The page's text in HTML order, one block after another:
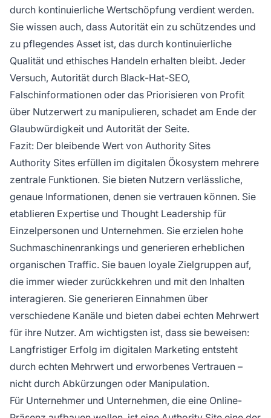
durch kontinuierliche Wertschöpfung verdient werden.
Sie wissen auch, dass Autorität ein zu schützendes und
zu pflegendes Asset ist, das durch kontinuierliche
Qualität und ethisches Handeln erhalten bleibt. Jeder
Versuch, Autorität durch Black-Hat-SEO,
Falschinformationen oder das Priorisieren von Profit
über Nutzerwert zu manipulieren, schadet am Ende der
Glaubwürdigkeit und Autorität der Seite.
Fazit: Der bleibende Wert von Authority Sites
Authority Sites erfüllen im digitalen Ökosystem mehrere
zentrale Funktionen. Sie bieten Nutzern verlässliche,
genaue Informationen, denen sie vertrauen können. Sie
etablieren Expertise und Thought Leadership für
Einzelpersonen und Unternehmen. Sie erzielen hohe
Suchmaschinenrankings und generieren erheblichen
organischen Traffic. Sie bauen loyale Zielgruppen auf,
die immer wieder zurückkehren und mit den Inhalten
interagieren. Sie generieren Einnahmen über
verschiedene Kanäle und bieten dabei echten Mehrwert
für ihre Nutzer. Am wichtigsten ist, dass sie beweisen:
Langfristiger Erfolg im digitalen Marketing entsteht
durch echten Mehrwert und erworbenes Vertrauen –
nicht durch Abkürzungen oder Manipulation.
Für Unternehmer und Unternehmen, die eine Online-